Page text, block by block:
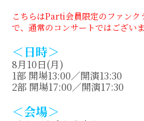
こちらはParti会員限定のファンク
で、通常のコンサートではございま
＜日時＞
8月10日(月)
1部 開場13:00／開演13:30
2部 開場17:00／開演17:30
＜会場＞